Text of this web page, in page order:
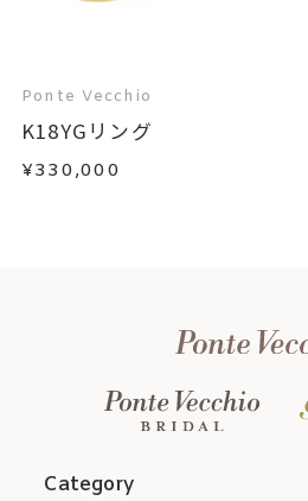
Ponte Vecchio
K18YGリング
¥330,000
Category